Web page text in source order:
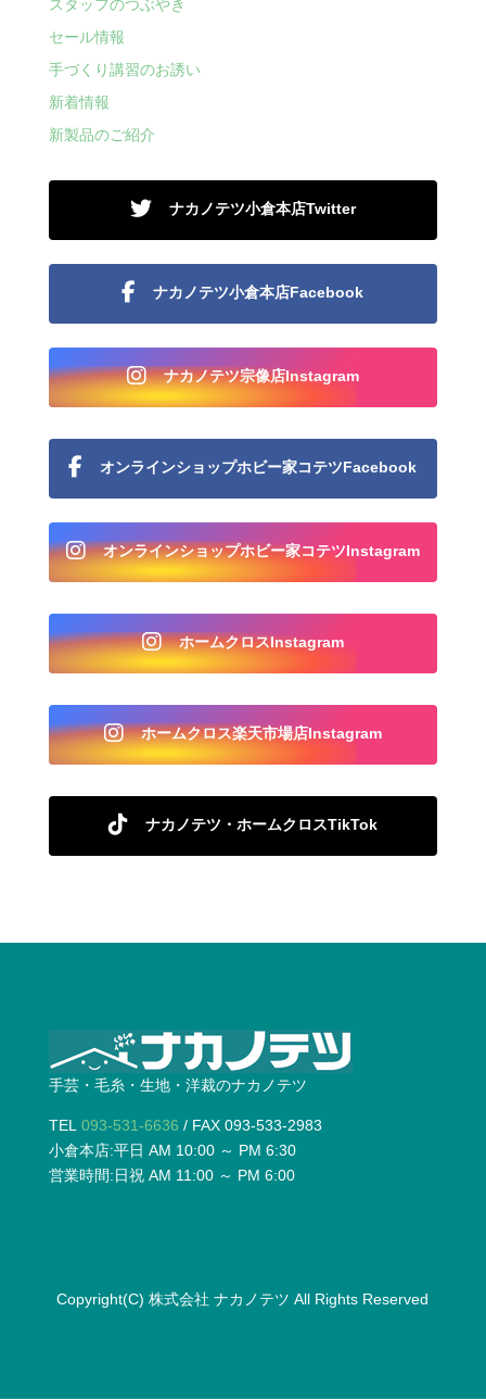
スタッフのつぶやき
セール情報
手づくり講習のお誘い
新着情報
新製品のご紹介
ナカノテツ小倉本店Twitter
ナカノテツ小倉本店Facebook
ナカノテツ宗像店Instagram
オンラインショップホビー家コテツFacebook
オンラインショップホビー家コテツInstagram
ホームクロスInstagram
ホームクロス楽天市場店Instagram
ナカノテツ・ホームクロスTikTok
手芸・毛糸・生地・洋裁のナカノテツ
TEL 093-531-6636 / FAX 093-533-2983
小倉本店:平日 AM 10:00 ～ PM 6:30
営業時間:日祝 AM 11:00 ～ PM 6:00
Copyright(C)株式会社 ナカノテツ All Rights Reserved